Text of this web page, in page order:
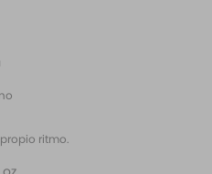
ritmo.